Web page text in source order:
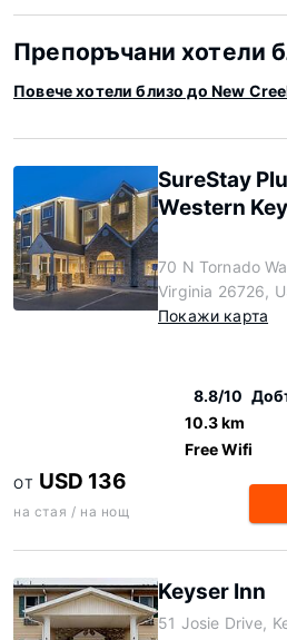
Препоръчани хотели
Повече хотели близо до New
SureStay
Western
70 N Tornado
Virginia 26726,
Покажи карта
8.8/10
10.3 km
Free Wifi
ОТ USD 136
на стая / на нощ
Keyser Inn
51 Josie Drive,